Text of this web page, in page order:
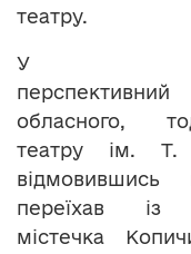
театру.
У
обласного,
театру ім. Т.
відмовившись
переїхав
містечка